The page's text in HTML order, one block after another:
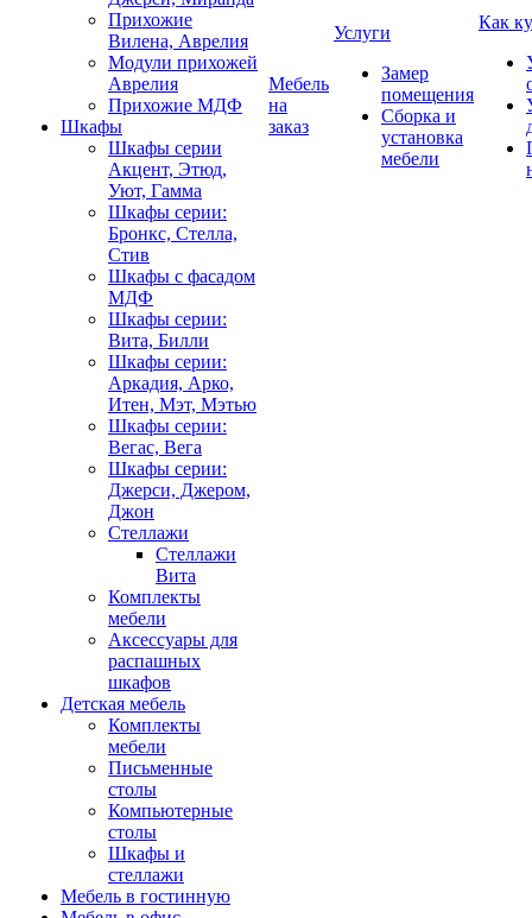
Прихожие
Вилена, Аврелия
Модули прихожей
Аврелия
Прихожие МДФ
Шкафы
Шкафы серии
Акцент, Этюд,
Уют, Гамма
Шкафы серии:
Бронкс, Стелла,
Стив
Шкафы с фасадом
МДФ
Шкафы серии:
Вита, Билли
Шкафы серии:
Аркадия, Арко,
Итен, Мэт, Мэтью
Шкафы серии:
Вегас, Вега
Шкафы серии:
Джерси, Джером,
Джон
Стеллажи
Стеллажи
Вита
Комплекты
мебели
Аксессуары для
распашных
шкафов
Детская мебель
Комплекты
мебели
Письменные
столы
Компьютерные
столы
Шкафы и
стеллажи
Мебель в гостинную
Мебель
на
заказ
Услуги
Замер
помещения
Сборка и
установка
мебели
Как